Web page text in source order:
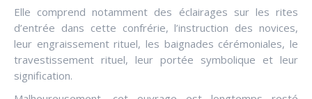
Elle comprend notamment des éclairages sur les rites
d’entrée dans cette confrérie, l’instruction des novices,
leur engraissement rituel, les baignades cérémoniales, le
travestissement rituel, leur portée symbolique et leur
signification.